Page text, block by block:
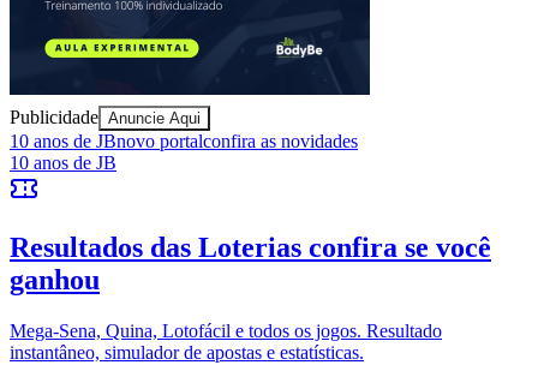
Bragantino
Publicidade Anuncie Aqui